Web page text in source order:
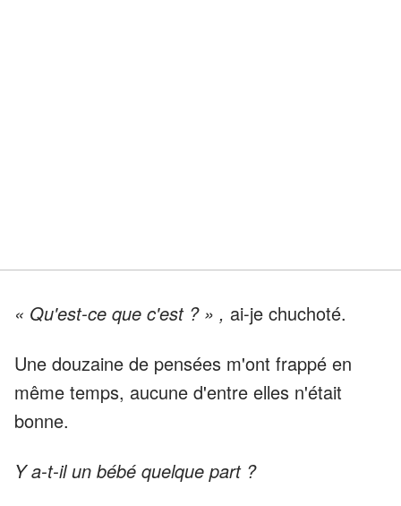
« Qu'est-ce que c'est ? » , ai-je chuchoté.
Une douzaine de pensées m'ont frappé en
même temps, aucune d'entre elles n'était
bonne.
Y a-t-il un bébé quelque part ?